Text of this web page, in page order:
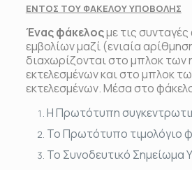
ΕΝΤΟΣ ΤΟΥ ΦΑΚΕΛΟΥ ΥΠΟΒΟΛΗΣ
Ένας φάκελοςμε τις
εμβολίων μαζί (ενιαία
διαχωρίζονται στο μπλοκ των
εκτελεσμένων και στο μπλοκ
εκτελεσμένων. Μέσα στο
Η Πρωτότυπη
Το Πρωτότυπο τιμολόγιο
Το Συνοδευτικό Σημείωμα